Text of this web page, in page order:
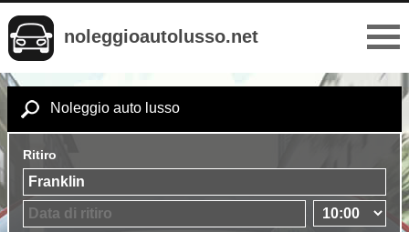
noleggioautolusso.net
Noleggio auto lusso
Ritiro